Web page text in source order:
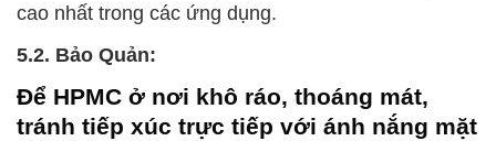
cao nhất trong các ứng dụng.
5.2. Bảo Quản:
Để HPMC ở nơi khô ráo, thoáng mát,
tránh tiếp xúc trực tiếp với ánh nắng mặt